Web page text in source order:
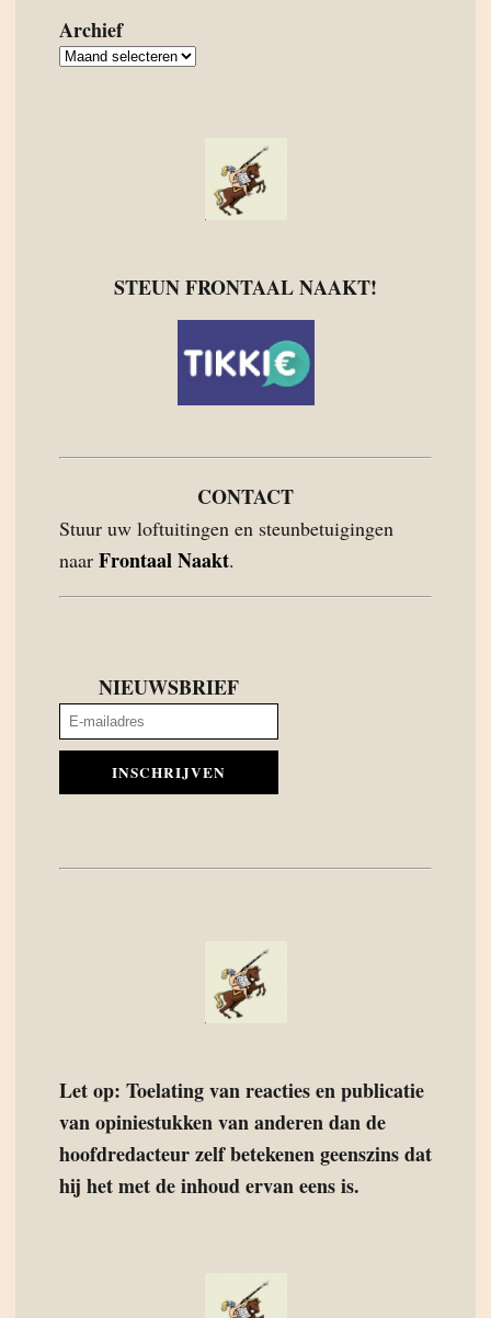
Archief
Archief
STEUN FRONTAAL NAAKT!
CONTACT
Stuur uw loftuitingen en steunbetuigingen
naar Frontaal Naakt.
NIEUWSBRIEF
INSCHRIJVEN
Let op: Toelating van reacties en publicatie
van opiniestukken van anderen dan de
hoofdredacteur zelf betekenen geenszins dat
hij het met de inhoud ervan eens is.